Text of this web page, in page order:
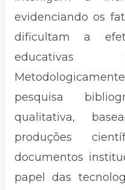
evidenciando os
dificultam a
educativas
pesquisa
qualitativa,
produções
documentos
papel das